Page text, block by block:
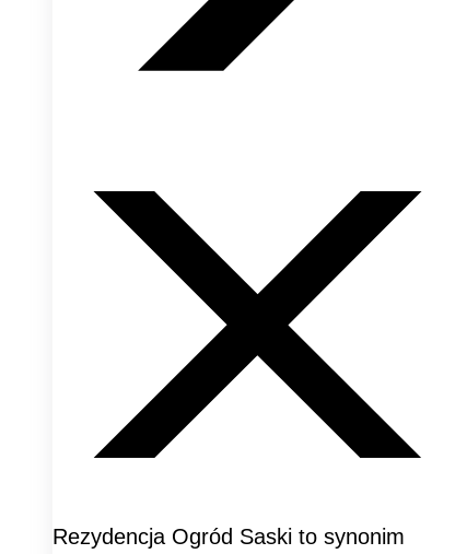
Rezydencja Ogród Saski to synonim